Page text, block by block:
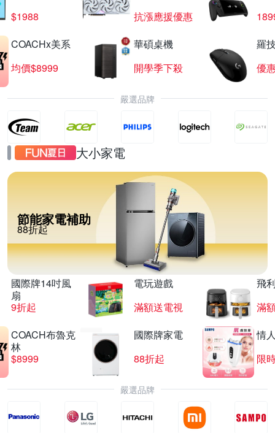
$1988
抗漲應援優惠
COACHx美系
均價$8999
華碩桌機
開學季下殺
羅
優
嚴選品牌
大小家電
節能家電補助
88折起
國際牌14吋風
扇
9折起
電玩遊戲
滿額送電視
飛
滿
COACH布魯克
林
$8999
國際牌家電
88折起
情
限
嚴選品牌